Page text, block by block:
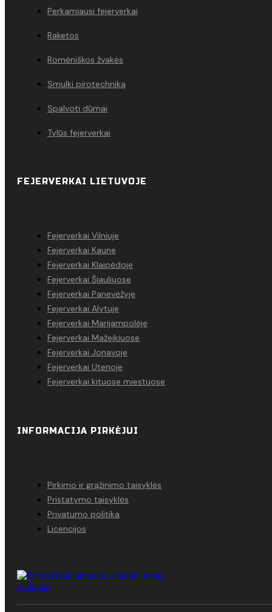
Perkamiausi fejerverkai
Raketos
Romėniškos žvakės
Smulki pirotechnika
Spalvoti dūmai
Tylūs fejerverkai
FEJERVERKAI LIETUVOJE
Fejerverkai Vilniuje
Fejerverkai Kaune
Fejerverkai Klaipėdoje
Fejerverkai Šiauliuose
Fejerverkai Panevėžyje
Fejerverkai Alytuje
Fejerverkai Marijampolėje
Fejerverkai Mažeikiuose
Fejerverkai Jonavoje
Fejerverkai Utenoje
Fejerverkai kituose miestuose
INFORMACIJA PIRKĖJUI
Pirkimo ir grąžinimo taisyklės
Pristatymo taisyklės
Privatumo politika
Licencijos